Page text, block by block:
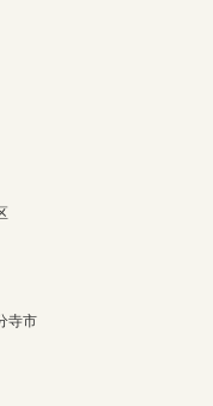
寺市